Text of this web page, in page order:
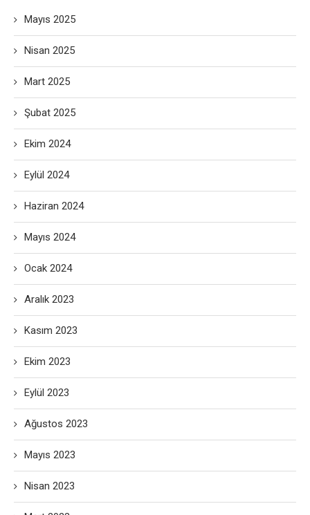
Mayıs 2025
Nisan 2025
Mart 2025
Şubat 2025
Ekim 2024
Eylül 2024
Haziran 2024
Mayıs 2024
Ocak 2024
Aralık 2023
Kasım 2023
Ekim 2023
Eylül 2023
Ağustos 2023
Mayıs 2023
Nisan 2023